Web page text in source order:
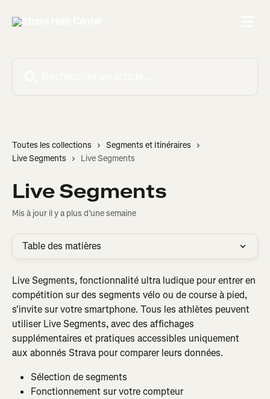
Toutes les collections
Segments et Itinéraires
Live Segments
Live Segments
Live Segments
Mis à jour il y a plus d’une semaine
Table des matières
Live Segments, fonctionnalité ultra ludique pour entrer en
compétition sur des segments vélo ou de course à pied,
s'invite sur votre smartphone. Tous les athlètes peuvent
utiliser Live Segments, avec des affichages
supplémentaires et pratiques accessibles uniquement
aux abonnés Strava pour comparer leurs données.
Sélection de segments
Fonctionnement sur votre compteur